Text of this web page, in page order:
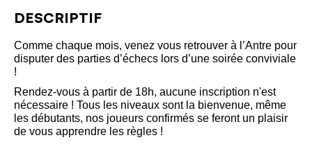
DESCRIPTIF
Comme chaque mois, venez vous retrouver à l’Antre pour
disputer des parties d’échecs lors d’une soirée conviviale
!
Rendez-vous à partir de 18h, aucune inscription n'est
nécessaire ! Tous les niveaux sont la bienvenue, même
les débutants, nos joueurs confirmés se feront un plaisir
de vous apprendre les règles !